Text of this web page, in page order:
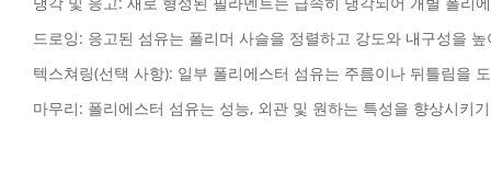
드로잉: 응고된 섬유는 폴리머 사슬을 정렬하고 강도와 내구성을
텍스쳐링(선택 사항): 일부 폴리에스터 섬유는 주름이나 뒤틀림을
마무리: 폴리에스터 섬유는 성능, 외관 및 원하는 특성을 향상시키